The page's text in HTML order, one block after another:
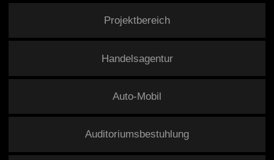
Projektbereich
Handelsagentur
Auto-Mobil
Auditoriumsbestuhlung